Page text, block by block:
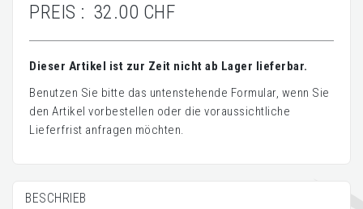
PREIS : 32.00 CHF
Dieser Artikel ist zur Zeit nicht ab Lager lieferbar.
Benutzen Sie bitte das untenstehende Formular, wenn Sie
den Artikel vorbestellen oder die voraussichtliche
Lieferfrist anfragen möchten.
BESCHRIEB